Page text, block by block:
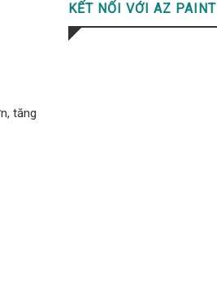
tăng
KẾT NỐI VỚI AZ PAINT